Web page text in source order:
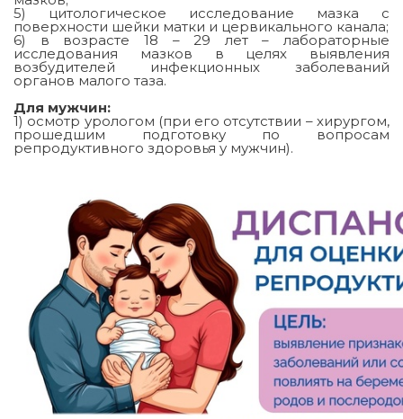
5) цитологическое исследование мазка с
поверхности шейки матки и цервикального канала;
6) в возрасте 18 – 29 лет – лабораторные
исследования мазков в целях выявления
возбудителей инфекционных заболеваний
органов малого таза.
Для мужчин:
1) осмотр урологом (при его отсутствии – хирургом,
прошедшим подготовку по вопросам
репродуктивного здоровья у мужчин).